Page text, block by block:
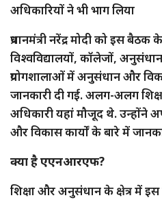
अधिकारियों ने भी भाग लिया
प्रधानमंत्री नरेंद्र मोदी को इस
विश्वविद्यालयों, कॉलेजों,
प्रयोगशालाओं में अनुसंधान और
जानकारी दी गई. अलग-अलग
अधिकारी यहां मौजूद थे. उन्होंने
और विकास कार्यों के बारे में
क्या है एएनआरएफ?
शिक्षा और अनुसंधान के क्षेत्र में